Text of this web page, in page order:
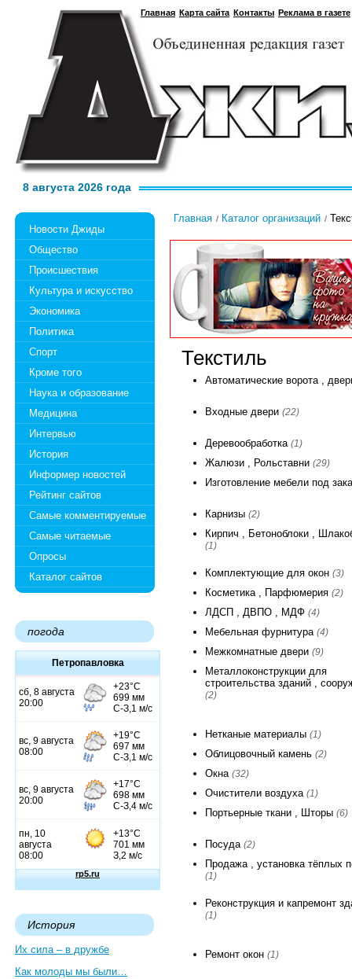
Главная Карта сайта Контакты Реклама в газете
8 августа 2026 года
Новости Джиды
Общество
Происшествия
Культура и искусство
Экономика
Политика
Спорт
Кроме того
Наука и образование
Медицина
Интервью
История
Информер новостей
Рейтинг сайтов
Самые комментируемые
Самые читаемые
Опросы
Каталог сайтов
погода
Петропавловка
История
Их сила – в дружбе
Как молоды мы были…
Главная Каталог организаций
Текстиль
Автоматические ворота ,
Входные двери (22)
Деревообработка (1)
Жалюзи , Рольставни (29)
Изготовление мебели под
Карнизы (2)
Кирпич , Бетоноблоки ,
(1)
Комплектующие для окон (3)
Косметика , Парфюмерия (2)
ЛДСП , ДВПО , МДФ (4)
Мебельная фурнитура (4)
Межкомнатные двери (9)
Металлоконструкции для
строительства зданий ,
(2)
Нетканые материалы (1)
Облицовочный камень (2)
Окна (32)
Очистители воздуха (1)
Портьерные ткани , Шторы (6)
Посуда (2)
Продажа , установка тёплых
(1)
Реконструкция и капремонт
(1)
Ремонт окон (1)